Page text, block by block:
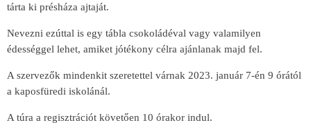
tárta ki présháza ajtaját.
Nevezni ezúttal is egy tábla csokoládéval vagy valamilyen
édességgel lehet, amiket jótékony célra ajánlanak majd fel.
A szervezők mindenkit szeretettel várnak 2023. január 7-én 9 órától
a kaposfüredi iskolánál.
A túra a regisztrációt követően 10 órakor indul.